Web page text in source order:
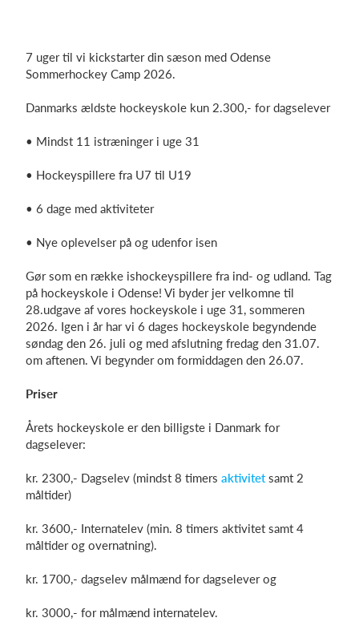
Log på
7 uger til vi kickstarter din sæson med Odense
Sommerhockey Camp 2026.
Danmarks ældste hockeyskole kun 2.300,- for dagselever
• Mindst 11 istræninger i uge 31
• Hockeyspillere fra U7 til U19
• 6 dage med aktiviteter
• Nye oplevelser på og udenfor isen
Gør som en række ishockeyspillere fra ind- og udland. Tag
på hockeyskole i Odense! Vi byder jer velkomne til
28.udgave af vores hockeyskole i uge 31, sommeren
2026. Igen i år har vi 6 dages hockeyskole begyndende
søndag den 26. juli og med afslutning fredag den 31.07.
om aftenen. Vi begynder om formiddagen den 26.07.
Priser
Årets hockeyskole er den billigste i Danmark for
dagselever:
kr. 2300,- Dagselev (mindst 8 timers aktivitetsamt 2
måltider)
kr. 3600,- Internatelev (min. 8 timers aktivitet samt 4
måltider og overnatning).
kr. 1700,- dagselev målmænd for dagselever og
kr. 3000,- for målmænd internatelev.